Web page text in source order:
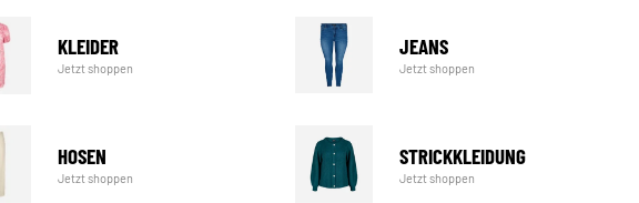
KLEIDER
Jetzt shoppen
JEANS
Jetzt shoppen
HOSEN
Jetzt shoppen
STRICKKLEIDUNG
Jetzt shoppen